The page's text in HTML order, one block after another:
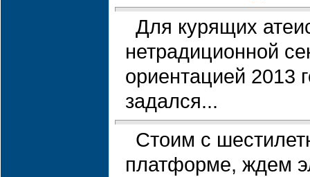
Для курящих
нетрадиционной
ориентацией 2013
задался...
Стоим с
платформе, ждем